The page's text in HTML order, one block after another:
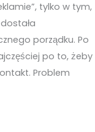
tylko w tym,
porządku. Po
po to, żeby
Problem